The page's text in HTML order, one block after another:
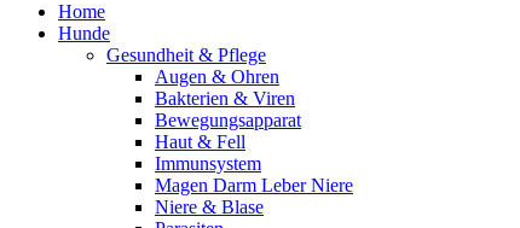
Home
Hunde
Gesundheit & Pflege
Augen & Ohren
Bakterien & Viren
Bewegungsapparat
Haut & Fell
Immunsystem
Magen Darm Leber Niere
Niere & Blase